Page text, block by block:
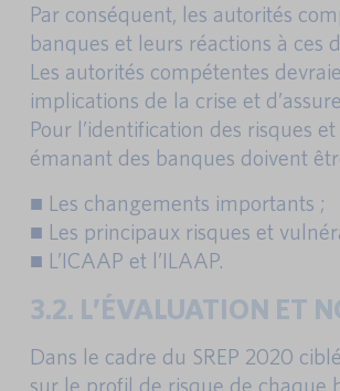
Par conséquent, les autorités
banques et leurs réactions à ces
Les autorités compétentes
implications de la crise et
Pour l’identification des risques
émanant des banques doivent
■ Les changements importants ;
■ Les principaux risques et
■ L’ICAAP et l’ILAAP.
3.2. L’ÉVALUATION ET
Dans le cadre du SREP 2020
sur le profil de risque de chaque